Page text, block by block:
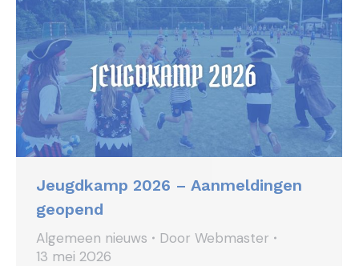
Jeugdkamp 2026 – Aanmeldingen
geopend
Algemeen nieuws Door Webmaster
13 mei 2026